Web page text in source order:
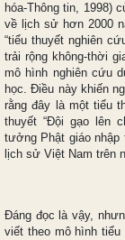
hóa-Thông tin, 1998)
về lịch sử hơn 2000
“tiểu thuyết nghiên
trải rộng không-thời
mô hình nghiên cứu
học. Điều này khiến
rằng đây là một tiểu
thuyết “Đội gạo lên
tưởng Phật giáo nhập
lịch sử Việt Nam trên
Đáng đọc là vậy,
viết theo mô hình